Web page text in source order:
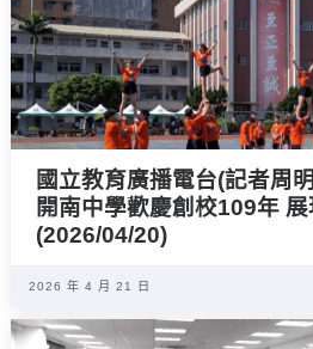
國立教育廣播電台(記者周
開南中學歡慶創校109年
(2026/04/20)
2026 年 4 月 21 日